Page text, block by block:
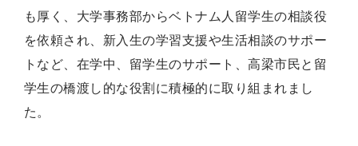
も厚く、大学事務部からベトナム人留学生の相談役
を依頼され、新入生の学習支援や生活相談のサポー
トなど、在学中、留学生のサポート、高梁市民と留
学生の橋渡し的な役割に積極的に取り組まれまし
た。